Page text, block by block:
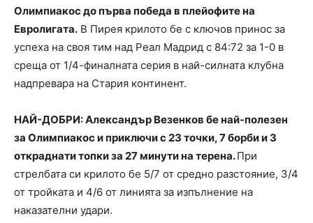
Олимпиакос до първа победа в плейофите на
Евролигата. В Пирея крилото бе с ключов принос за
успеха на своя тим над Реал Мадрид с 84:72 за 1-0 в
среща от 1/4-финалната серия в най-силната клубна
надпревара на Стария континент.
НАЙ-ДОБРИ: Александър Везенков бе най-полезен
за Олимпиакос и приключи с 23 точки, 7 борби и 3
откраднати топки за 27 минути на терена.При
стрелбата си крилото бе 5/7 от средно разстояние, 3/4
от тройката и 4/6 от линията за изпълнение на
наказателни удари.